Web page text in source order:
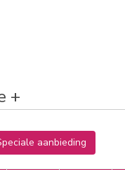
+
aanbieding